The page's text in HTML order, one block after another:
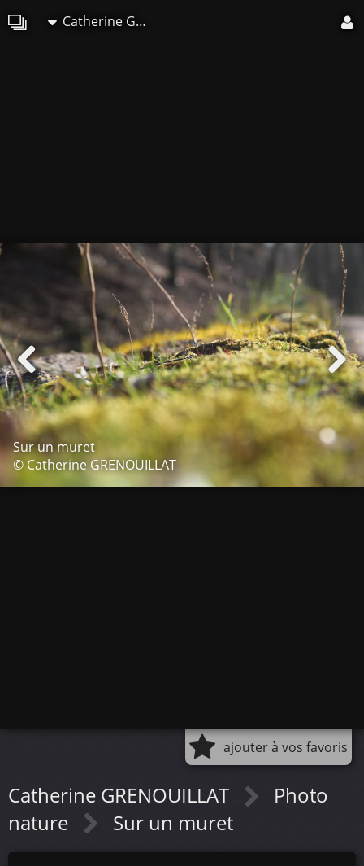
Catherine GRENOUILLAT
Sur un muret
© Catherine GRENOUILLAT
ajouter à vos favoris
Catherine GRENOUILLAT
Photo
nature
Sur un muret